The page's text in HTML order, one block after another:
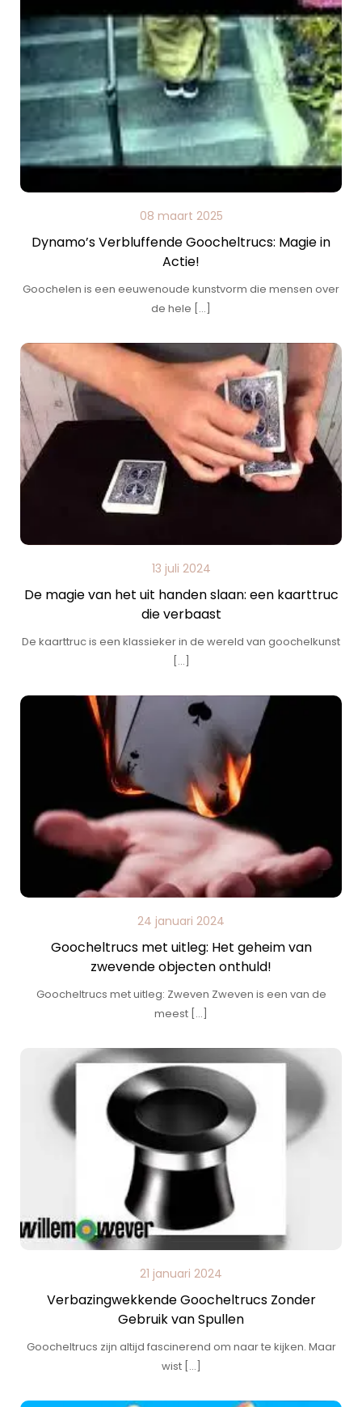
08 maart 2025
Dynamo’s Verbluffende Goocheltrucs: Magie in
Actie!
Goochelen is een eeuwenoude kunstvorm die mensen over
de hele […]
13 juli 2024
De magie van het uit handen slaan: een kaarttruc
die verbaast
De kaarttruc is een klassieker in de wereld van goochelkunst
[…]
24 januari 2024
Goocheltrucs met uitleg: Het geheim van
zwevende objecten onthuld!
Goocheltrucs met uitleg: Zweven Zweven is een van de
meest […]
21 januari 2024
Verbazingwekkende Goocheltrucs Zonder
Gebruik van Spullen
Goocheltrucs zijn altijd fascinerend om naar te kijken. Maar
wist […]